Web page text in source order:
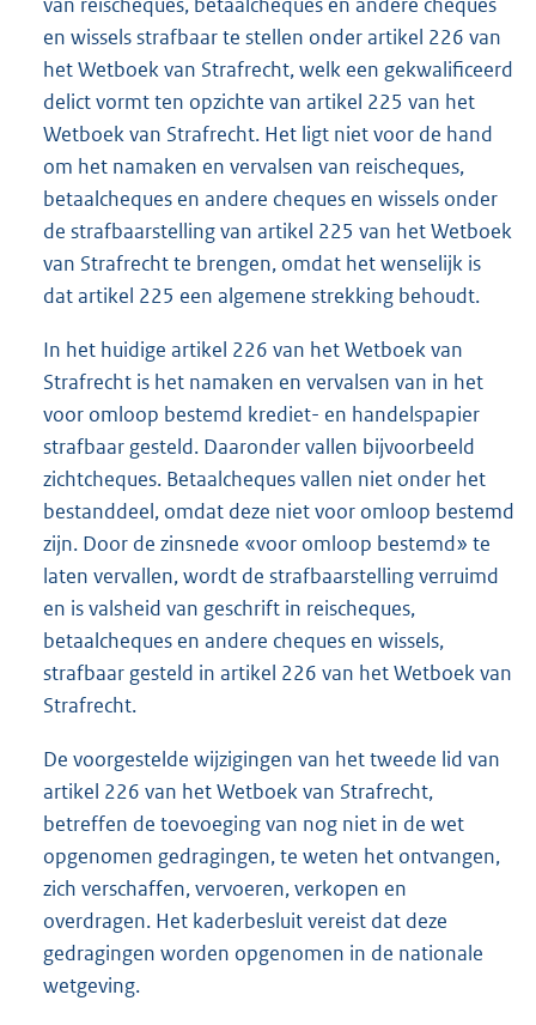
en wissels strafbaar te stellen onder artikel 226 van
het Wetboek van Strafrecht, welk een gekwalificeerd
delict vormt ten opzichte van artikel 225 van het
Wetboek van Strafrecht. Het ligt niet voor de hand
om het namaken en vervalsen van reischeques,
betaalcheques en andere cheques en wissels onder
de strafbaarstelling van artikel 225 van het Wetboek
van Strafrecht te brengen, omdat het wenselijk is
dat artikel 225 een algemene strekking behoudt.
In het huidige artikel 226 van het Wetboek van
Strafrecht is het namaken en vervalsen van in het
voor omloop bestemd krediet- en handelspapier
strafbaar gesteld. Daaronder vallen bijvoorbeeld
zichtcheques. Betaalcheques vallen niet onder het
bestanddeel, omdat deze niet voor omloop bestemd
zijn. Door de zinsnede «voor omloop bestemd» te
laten vervallen, wordt de strafbaarstelling verruimd
en is valsheid van geschrift in reischeques,
betaalcheques en andere cheques en wissels,
strafbaar gesteld in artikel 226 van het Wetboek van
Strafrecht.
De voorgestelde wijzigingen van het tweede lid van
artikel 226 van het Wetboek van Strafrecht,
betreffen de toevoeging van nog niet in de wet
opgenomen gedragingen, te weten het ontvangen,
zich verschaffen, vervoeren, verkopen en
overdragen. Het kaderbesluit vereist dat deze
gedragingen worden opgenomen in de nationale
wetgeving.